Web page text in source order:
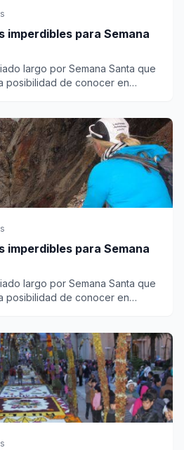
largo por Semana Santa que
posibilidad de conocer en
largo por Semana Santa que
posibilidad de conocer en